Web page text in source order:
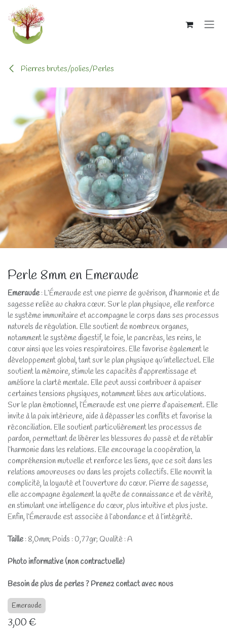
Se rendre au contenu
Pierres brutes/polies/Perles
Perle 8mm en Emeraude
Emeraude : L’Émeraude est une pierre de guérison, d’harmonie et de
sagesse reliée au chakra cœur. Sur le plan physique, elle renforce
le système immunitaire et accompagne le corps dans ses processus
naturels de régulation. Elle soutient de nombreux organes,
notamment le système digestif, le foie, le pancréas, les reins, le
cœur ainsi que les voies respiratoires. Elle favorise également le
développement global, tant sur le plan physique qu’intellectuel. Elle
soutient la mémoire, stimule les capacités d’apprentissage et
améliore la clarté mentale. Elle peut aussi contribuer à apaiser
certaines tensions physiques, notamment liées aux articulations.
Sur le plan émotionnel, l’Émeraude est une pierre d’apaisement. Elle
invite à la paix intérieure, aide à dépasser les conflits et favorise la
réconciliation. Elle soutient particulièrement les processus de
pardon, permettant de libérer les blessures du passé et de rétablir
l’harmonie dans les relations. Elle encourage la coopération, la
compréhension mutuelle et renforce les liens, que ce soit dans les
relations amoureuses ou dans les projets collectifs. Elle nourrit la
complicité, la loyauté et l’ouverture du cœur. Pierre de sagesse,
elle accompagne également la quête de connaissance et de vérité,
en stimulant une intelligence du cœur, plus intuitive et plus juste.
Enfin, l’Émeraude est associée à l’abondance et à l’intégrité.
Taille : 8,0mm; Poids : 0,77gr; Qualité : A
Photo informative (non contractuelle)
Besoin de plus de perles ? Prenez contact avec nous
Emeraude
3,00€